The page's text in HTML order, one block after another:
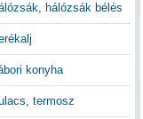
hálózsák bélés
konyha
termosz